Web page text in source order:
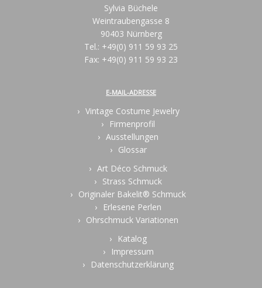
Sylvia Büchele
Weintraubengasse 8
90403 Nürnberg
Tel.: +49(0) 911 59 93 25
Fax: +49(0) 911 59 93 23
E-MAIL-ADRESSE
Vintage Costume Jewelry
Firmenprofil
Ausstellungen
Glossar
Art Déco Schmuck
Strass Schmuck
Originaler Bakelit® Schmuck
Erlesene Perlen
Ohrschmuck Variationen
Katalog
Impressum
Datenschutzerklärung